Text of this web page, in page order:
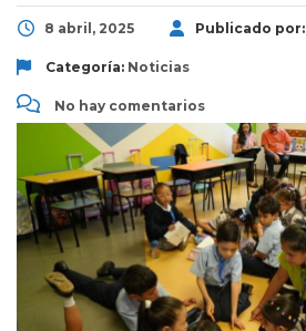
8 abril, 2025 Publicado por:
Categoría: Noticias
No hay comentarios